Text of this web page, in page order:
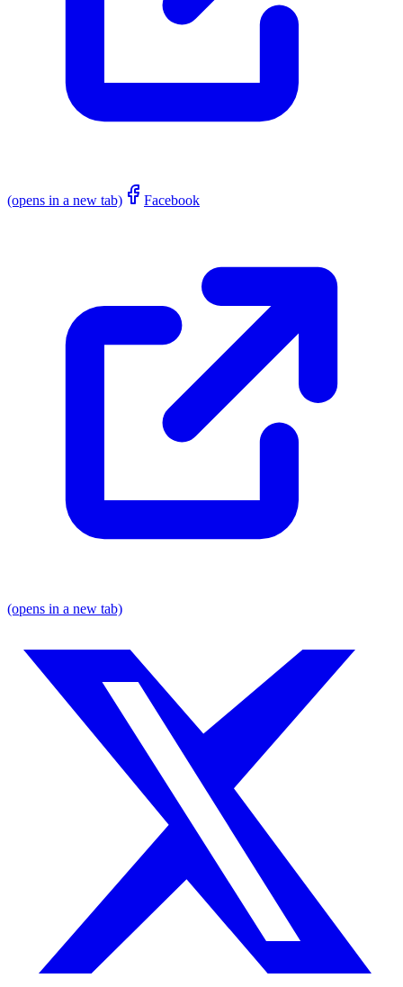
(opens in a new tab) Facebook
(opens in a new tab)